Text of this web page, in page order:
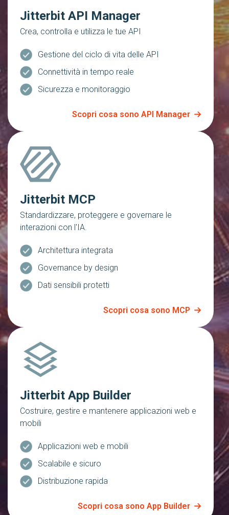
Jitterbit API Manager
Crea, controlla e utilizza le tue API
Gestione del ciclo di vita delle API
Connettività in tempo reale
Sicurezza e monitoraggio
Scopri cosa sono API Manager
Jitterbit MCP
Standardizzare, proteggere e governare le
interazioni con l'IA.
Architettura integrata
Governance by design
Dati sensibili protetti
Scopri cosa sono MCP
Jitterbit App Builder
Costruire, gestire e mantenere applicazioni web e
mobili
Applicazioni web e mobili
Scalabile e sicuro
Distribuzione rapida
Scopri cosa sono App Builder